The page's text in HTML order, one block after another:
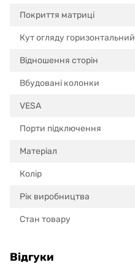
Покриття матриці
Кут огляду горизонтальний
Відношення сторін
Вбудовані колонки
VESA
Порти підключення
Матеріал
Колір
Рік виробництва
Стан товару
Відгуки